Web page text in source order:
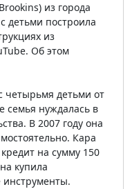
из города
детьми построила
из
Об этом
четырьмя детьми от
семья нуждалась в
В 2007 году она
Кара
на сумму 150
купила